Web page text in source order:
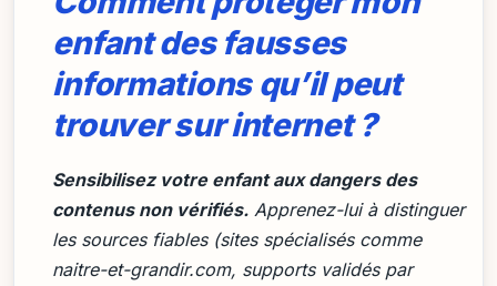
enfant des fausses
informations qu’il peut
trouver sur internet ?
Sensibilisez votre enfant aux dangers des
contenus non vérifiés. Apprenez-lui à distinguer
les sources fiables (sites spécialisés comme
naitre-et-grandir.com, supports validés par